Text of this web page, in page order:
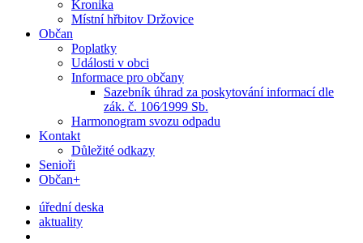
Kronika
Místní hřbitov Držovice
Občan
Poplatky
Události v obci
Informace pro občany
Sazebník úhrad za poskytování informací dle
zák. č. 106⁄1999 Sb.
Harmonogram svozu odpadu
Kontakt
Důležité odkazy
Senioři
Občan+
úřední deska
aktuality